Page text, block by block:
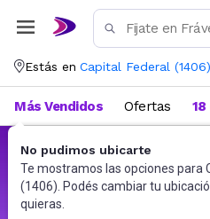
Estás en Capital Federal (1406)
No pudimos ubicarte
Te mostramos las opciones para
(1406). Podés cambiar tu
quieras.
Más Vendidos Ofertas